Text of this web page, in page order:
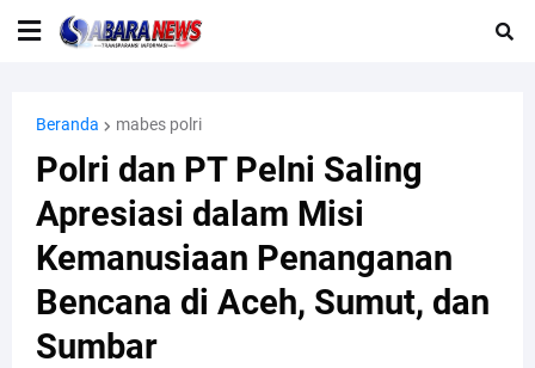
Beranda mabes polri
Polri dan PT Pelni Saling
Apresiasi dalam Misi
Kemanusiaan Penanganan
Bencana di Aceh, Sumut, dan
Sumbar